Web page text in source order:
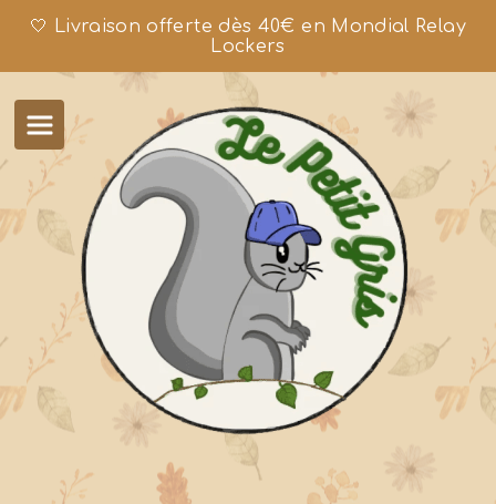
🤍 Livraison offerte dès 40€ en Mondial Relay
Lockers